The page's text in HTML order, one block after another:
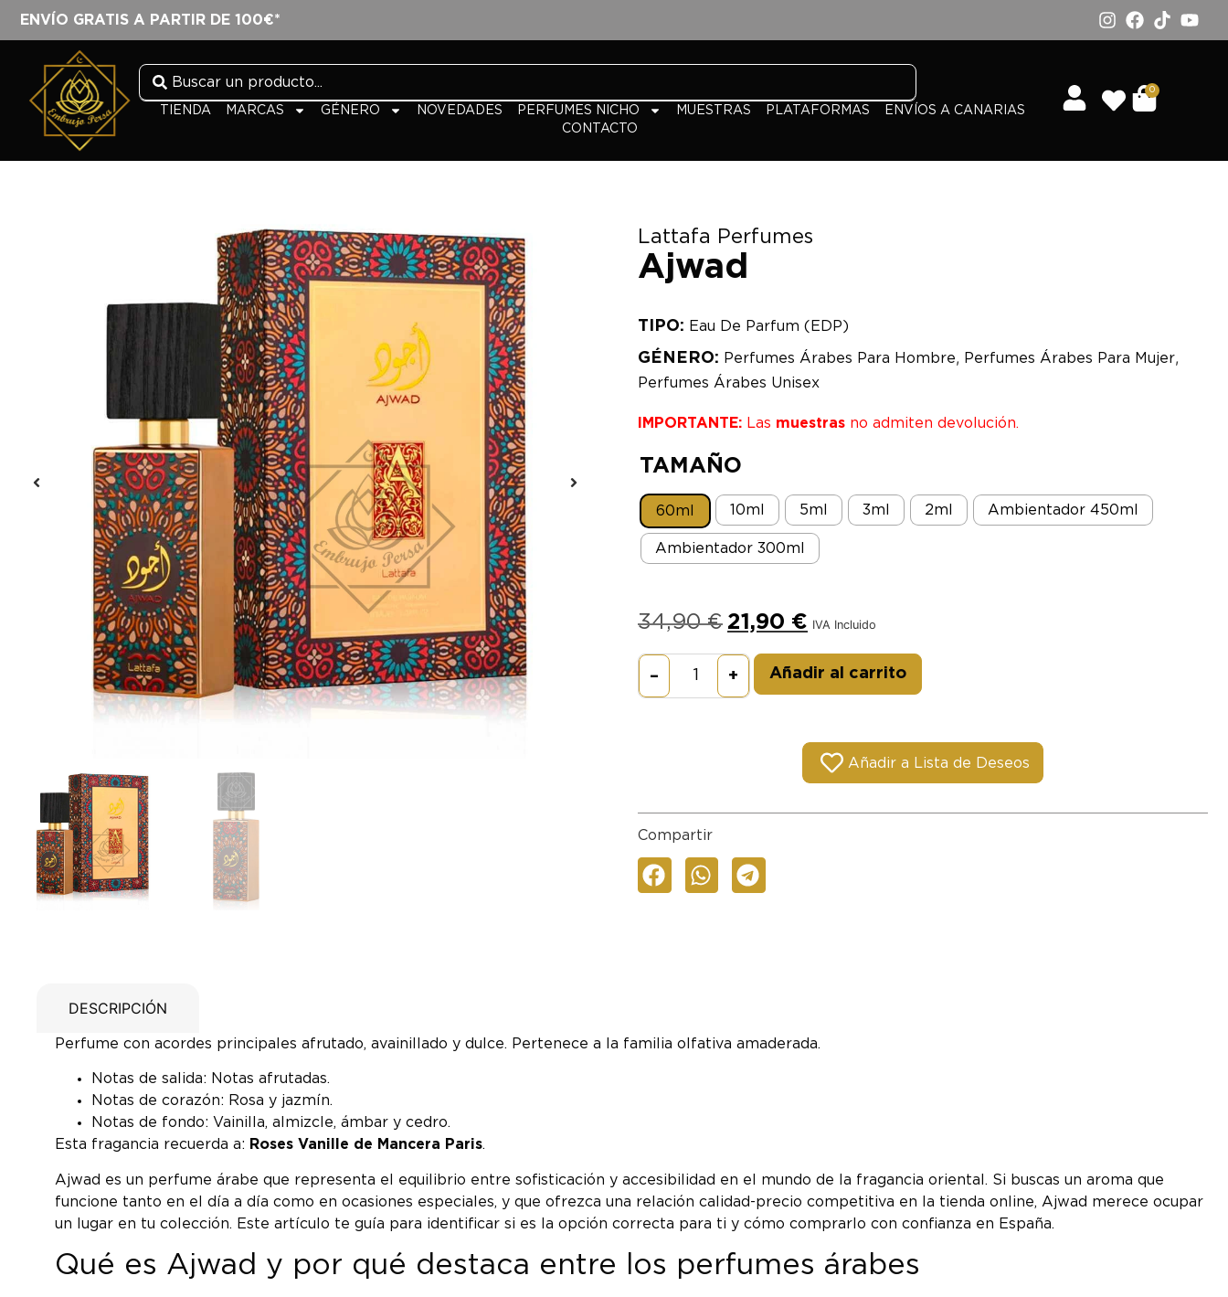
ENVÍO GRATIS A PARTIR DE 100€*
TIENDA MARCAS GÉNERO NOVEDADES PERFUMES NICHO MUESTRAS PLATAFORMAS
ENVÍOS A CANARIAS
CONTACTO
0
Lattafa Perfumes
Ajwad
TIPO: Eau De Parfum (EDP)
GÉNERO: Perfumes Árabes Para Hombre, Perfumes Árabes Para Mujer,
Perfumes Árabes Unisex
IMPORTANTE: Las muestras no admiten devolución.
TAMAÑO
60ml 10ml 5ml 3ml 2ml Ambientador 450ml
Ambientador 300ml
34,90€ 21,90 € IVA Incluido
– + Añadir al carrito
Añadir a Lista de Deseos
Compartir
DESCRIPCIÓN
Perfume con acordes principales afrutado, avainillado y dulce. Pertenece a la familia olfativa amaderada.
Notas de salida: Notas afrutadas.
Notas de corazón: Rosa y jazmín.
Notas de fondo: Vainilla, almizcle, ámbar y cedro.
Esta fragancia recuerda a: Roses Vanille de Mancera Paris.
Ajwad es un perfume árabe que representa el equilibrio entre sofisticación y accesibilidad en el mundo de la fragancia oriental. Si buscas un aroma que
funcione tanto en el día a día como en ocasiones especiales, y que ofrezca una relación calidad-precio competitiva en la tienda online, Ajwad merece ocupar
un lugar en tu colección. Este artículo te guía para identificar si es la opción correcta para ti y cómo comprarlo con confianza en España.
Qué es Ajwad y por qué destaca entre los perfumes árabes